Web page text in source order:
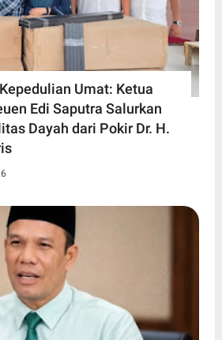
Umat: Ketua
Edi Saputra Salurkan
Dayah dari Pokir Dr. H.